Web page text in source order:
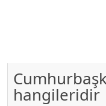
hangileridir